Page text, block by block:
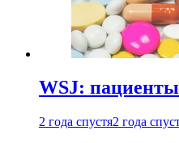
WSJ:
2 года спустя2 года